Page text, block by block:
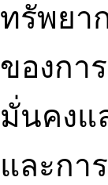
ทรัพยา
ของกา
มั่นคงแ
และกา